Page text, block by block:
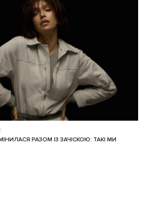
РАЗОМ ІЗ ЗАЧІСКОЮ: ТАКІ МИ